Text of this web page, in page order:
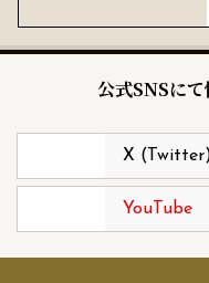
公式SNSに
X
YouTube